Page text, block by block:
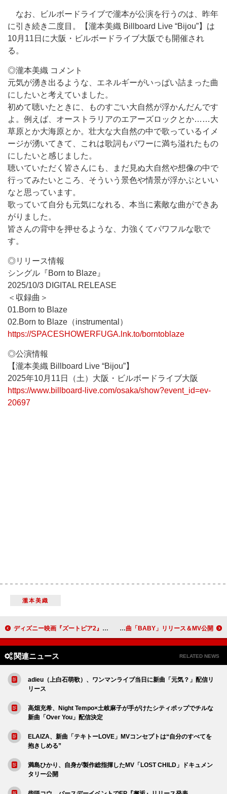
なお、ビルボードライブで瀧本が公演を行うのは、昨年
に引き続き二度目。【瀧本美織 Billboard Live “Bijou”】は
10月11日に大阪・ビルボードライブ大阪でも開催され
る。
◎瀧本美織 コメント
元気が湧き出るような、エネルギーがいっぱい詰まった曲
にしたいと考えていました。
初めて聴いたときに、ものすごい大自然が浮かんだんです
よ。例えば、オーストラリアのエアーズロックとか……大
草原とか大海原とか。壮大な大自然の中で歌っているイメ
ージが湧いてきて、これは歌詞もパワーに満ち溢れたもの
にしたいと感じました。
聴いていただく皆さんにも、まだ見ぬ大自然や想像の中で
行ってみたいところ、そういう景色や情景が浮かぶといい
なと思っています。
歌っていて自分も元気になれる、本当に素敵な曲ができあ
がりました。
皆さんの背中を押せるような、力強くてパワフルな歌で
す。
◎リリース情報
シングル『Born to Blaze』
2025/10/3 DIGITAL RELEASE
＜収録曲＞
01.Born to Blaze
02.Born to Blaze（instrumental）
https://SPACESHOWERFUGA.lnk.to/borntoblaze
◎公演情報
【瀧本美織 Billboard Live “Bijou”】
2025年10月11日（土）大阪・ビルボードライブ大阪
https://www.billboard-live.com/osaka/show?event_id=ev-
20697
瀧本美織
ディズニー映画『ズートピア2』よりシャキーラが歌う劇中歌「Zoo」10/10配信、エド・シーランが作曲＆作詞 LEX、新曲「BABY」リリース＆MV公開
関連ニュース RELATED NEWS
adieu（上白石萌歌）、ワンマンライブ当日に新曲「元気？」配信リ
リース
高畑充希、Night Tempo×土岐麻子が手がけたシティポップでチルな
新曲「Over You」配信決定
ELAIZA、新曲「テキトーLOVE」MVコンセプトは“自分のすべてを
抱きしめる”
満島ひかり、自身が製作総指揮したMV「LOST CHILD」ドキュメン
タリー公開